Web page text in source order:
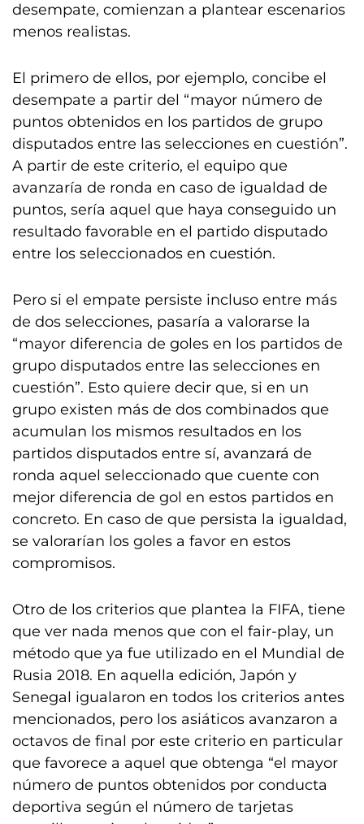
desempate, comienzan a plantear escenarios
menos realistas.
El primero de ellos, por ejemplo, concibe el
desempate a partir del “mayor número de
puntos obtenidos en los partidos de grupo
disputados entre las selecciones en cuestión”.
A partir de este criterio, el equipo que
avanzaría de ronda en caso de igualdad de
puntos, sería aquel que haya conseguido un
resultado favorable en el partido disputado
entre los seleccionados en cuestión.
Pero si el empate persiste incluso entre más
de dos selecciones, pasaría a valorarse la
“mayor diferencia de goles en los partidos de
grupo disputados entre las selecciones en
cuestión”. Esto quiere decir que, si en un
grupo existen más de dos combinados que
acumulan los mismos resultados en los
partidos disputados entre sí, avanzará de
ronda aquel seleccionado que cuente con
mejor diferencia de gol en estos partidos en
concreto. En caso de que persista la igualdad,
se valorarían los goles a favor en estos
compromisos.
Otro de los criterios que plantea la FIFA, tiene
que ver nada menos que con el fair-play, un
método que ya fue utilizado en el Mundial de
Rusia 2018. En aquella edición, Japón y
Senegal igualaron en todos los criterios antes
mencionados, pero los asiáticos avanzaron a
octavos de final por este criterio en particular
que favorece a aquel que obtenga “el mayor
número de puntos obtenidos por conducta
deportiva según el número de tarjetas